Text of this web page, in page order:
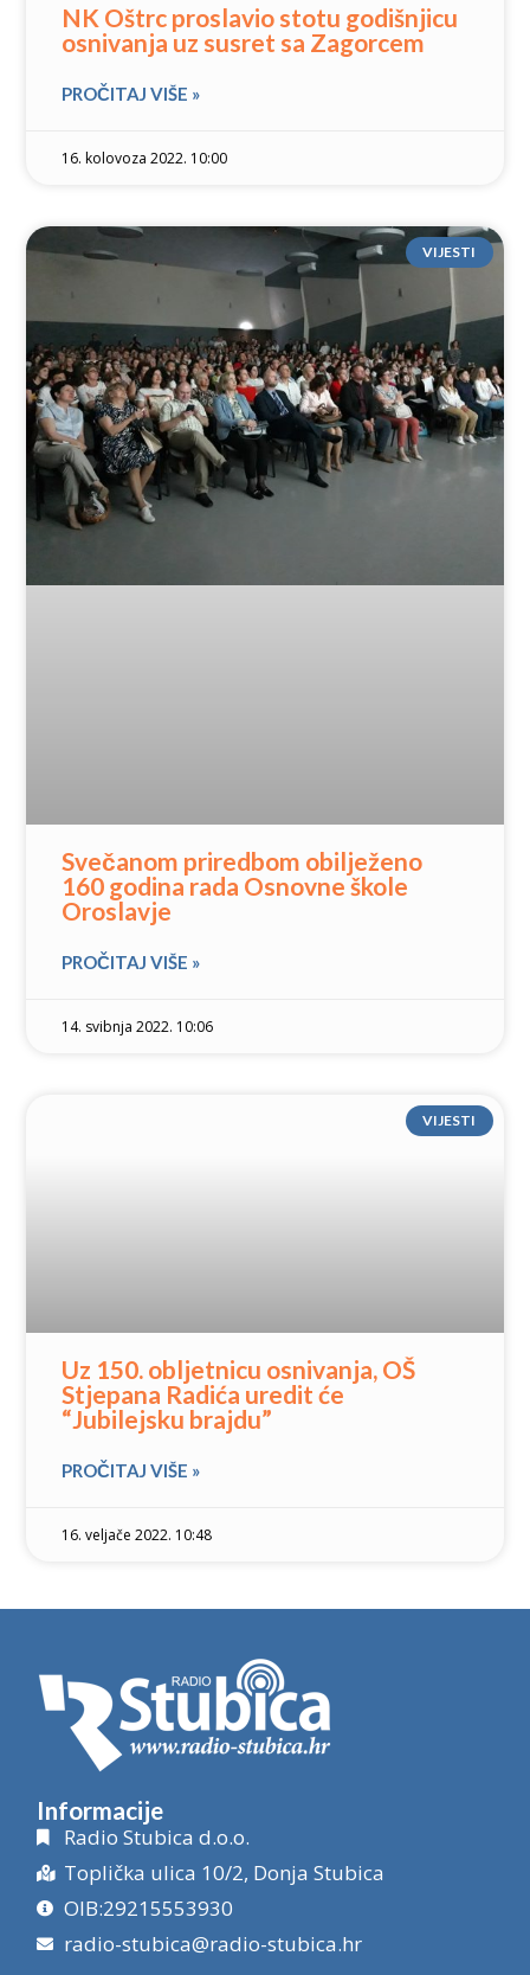
NK Oštrc proslavio stotu godišnjicu
osnivanja uz susret sa Zagorcem
PROČITAJ VIŠE »
16. kolovoza 2022. 10:00
VIJESTI
Svečanom priredbom obilježeno
160 godina rada Osnovne škole
Oroslavje
PROČITAJ VIŠE »
14. svibnja 2022. 10:06
VIJESTI
Uz 150. obljetnicu osnivanja, OŠ
Stjepana Radića uredit će
“Jubilejsku brajdu”
PROČITAJ VIŠE »
16. veljače 2022. 10:48
Informacije
Radio Stubica d.o.o.
Toplička ulica 10/2, Donja Stubica
OIB:29215553930
radio-stubica@radio-stubica.hr